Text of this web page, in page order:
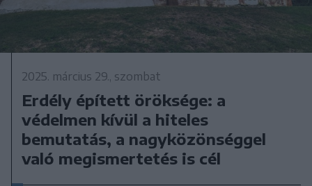
2025. március 29., szombat
Erdély épített öröksége: a
védelmen kívül a hiteles
bemutatás, a nagyközönséggel
való megismertetés is cél